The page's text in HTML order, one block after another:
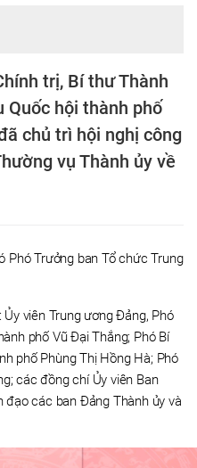
trị, Bí thư Thành
Quốc hội thành phố
chủ trì hội nghị công
vụ Thành ủy về
Phó Trưởng ban Tổ chức Trung
viên Trung ương Đảng, Phó
phố Vũ Đại Thắng; Phó Bí
phố Phùng Thị Hồng Hà; Phó
các đồng chí Ủy viên Ban
đạo các ban Đảng Thành ủy và